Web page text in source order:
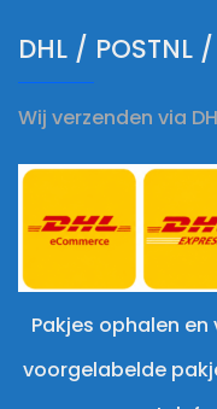
DHL / POSTNL /
Wij verzenden via
Pakjes ophalen
voorgelabelde